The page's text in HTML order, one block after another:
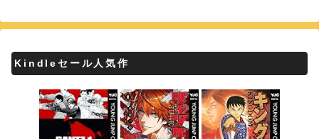
Kindleセール人気作